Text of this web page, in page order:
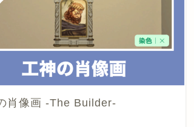
肖像画 -The Builder-